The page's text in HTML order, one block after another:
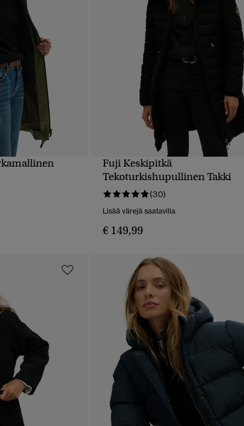
PIKAKATSELU
Fuji Keskipitkä
Tekoturkishupullinen Takki
(30)
Lisää värejä saatavilla
€ 149,99